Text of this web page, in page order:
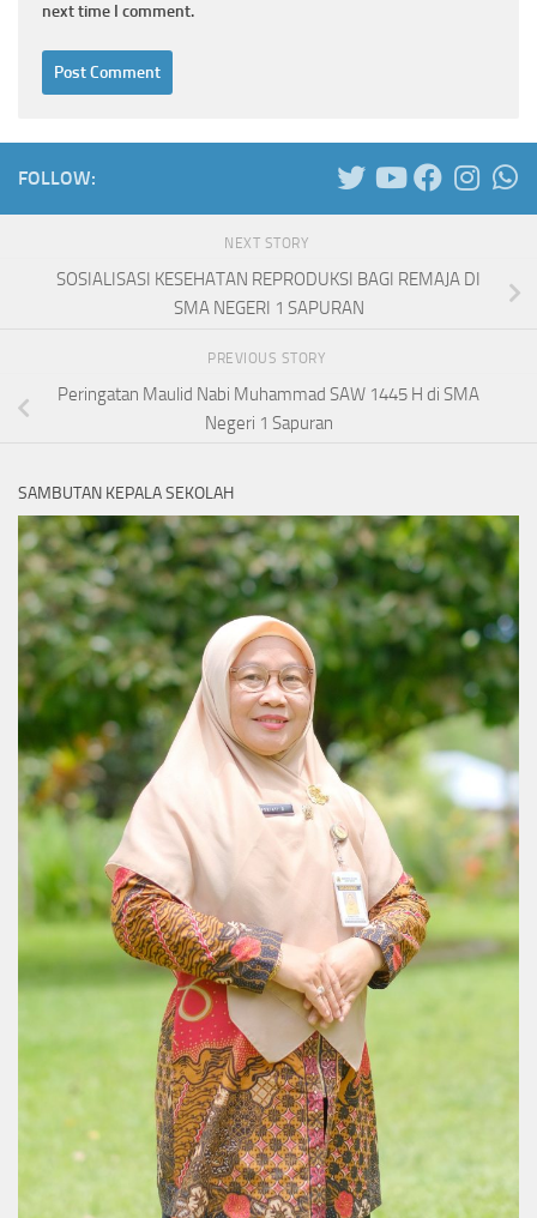
next time I comment.
FOLLOW:
NEXT STORY
SOSIALISASI KESEHATAN REPRODUKSI BAGI REMAJA DI
SMA NEGERI 1 SAPURAN
PREVIOUS STORY
Peringatan Maulid Nabi Muhammad SAW 1445 H di SMA
Negeri 1 Sapuran
SAMBUTAN KEPALA SEKOLAH